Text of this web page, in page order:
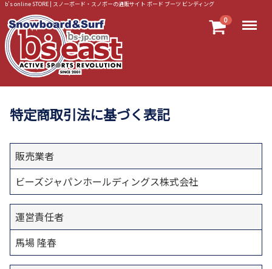
b’s online STORE | スノーボード・スノボーの通販サイト ボード ブーツ ビンディング
0 Menu
特定商取引法に基づく表記
販売業者
ビーズジャパンホールディングス株式会社
運営責任者
馬場 隆春